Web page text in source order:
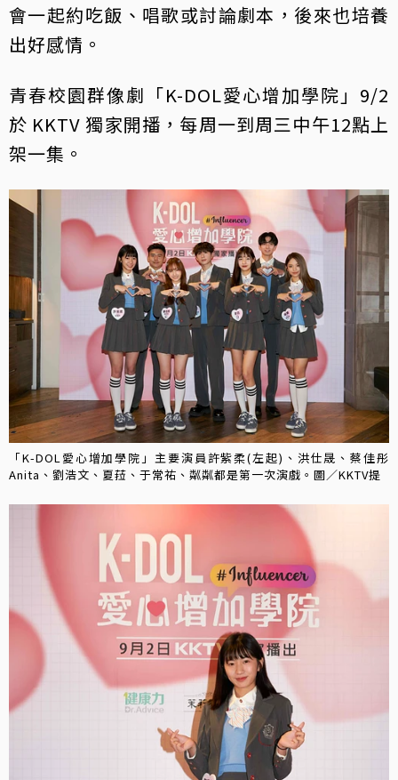
會一起約吃飯、唱歌或討論劇本，後來也培養
出好感情。
青春校園群像劇「K-DOL愛心增加學院」9/2
於 KKTV 獨家開播，每周一到周三中午12點上
架一集。
「K-DOL愛心增加學院」主要演員許紫柔(左起)、洪仕晟、蔡佳彤
Anita、劉浩文、夏菈、于常祐、粼粼都是第一次演戲。圖／KKTV提